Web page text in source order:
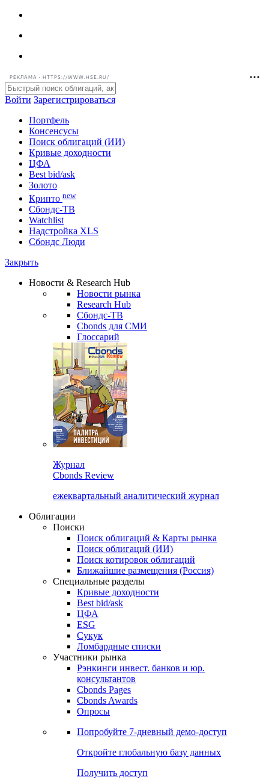
РЕКЛАМА • HTTPS://WWW.HSE.RU/
Войти Зарегистрироваться
Портфель
Консенсусы
Поиск облигаций (ИИ)
Кривые доходности
ЦФА
Best bid/ask
Золото
Крипто new
Watchlist
Сбондс Люди
Новости & Research Hub
Новости рынка
Research Hub
Сбондс-ТВ
Cbonds для СМИ
Глоссарий
Cbonds Review
ежеквартальный аналитический журнал
Облигации
Поиски
Поиск облигаций & Карты рынка
Поиск облигаций (ИИ)
Поиск котировок облигаций
Ближайшие размещения (Россия)
Специальные разделы
Кривые доходности
Best bid/ask
ЦФА
ESG
Сукук
Ломбардные списки
Участники рынка
Рэнкинги инвест. банков и юр.
Cbonds Pages
Опросы
Попробуйте7-дневный